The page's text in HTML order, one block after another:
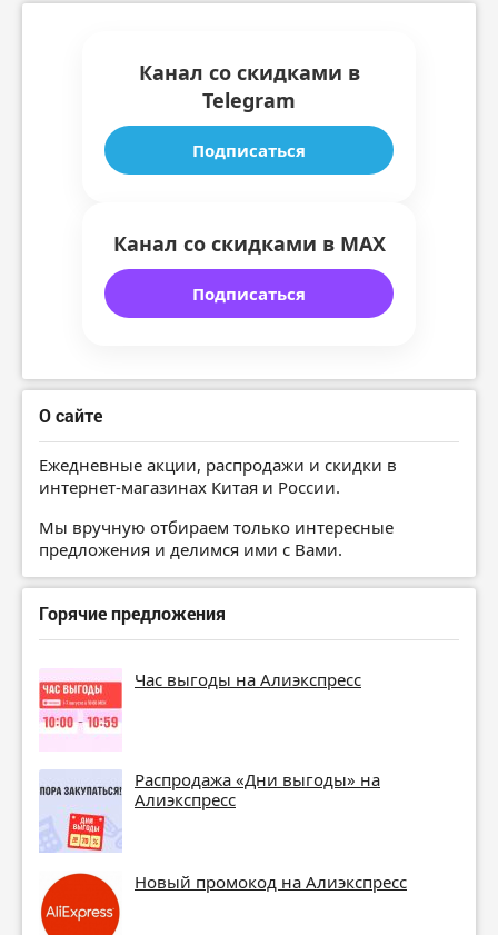
Канал со скидками в
Telegram
Подписаться
Канал со скидками в MAX
Подписаться
О сайте
Ежедневные акции, распродажи и скидки в
интернет-магазинах Китая и России.
Мы вручную отбираем только интересные
предложения и делимся ими с Вами.
Горячие предложения
Час выгоды на Алиэкспресс
Распродажа «Дни выгоды» на
Алиэкспресс
Новый промокод на Алиэкспресс